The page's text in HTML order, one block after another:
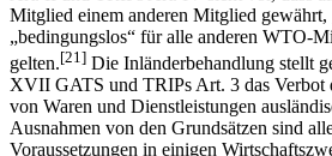
Art. II und TRIPs Art. IV sieht vor, dass
Mitglied einem anderen Mitglied gewährt,
„bedingungslos“ für alle anderen WTO-
gelten.[21]Die Inländerbehandlung stellt
XVII GATS und TRIPs Art. 3 das Verbot
von Waren und Dienstleistungen
Ausnahmen von den Grundsätzen sind